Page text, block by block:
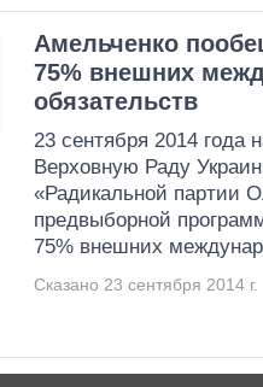
Амельченко
75% внешних
обязательств
23 сентября 2014 года
Верховную Раду
«Радикальной партии
предвыборной
75% внешних
Сказано 23 сентября 2014 г.